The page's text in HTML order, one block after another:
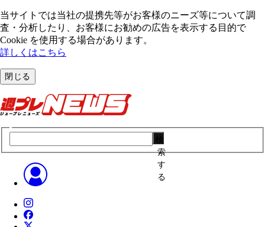
当サイトでは当社の提携先等がお客様のニーズ等について調
査・分析したり、お客様にお勧めの広告を表⽰する⽬的で
Cookie を使⽤する場合があります。
詳しくはこちら
閉じる
索
す
る